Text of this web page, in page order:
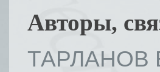
Авторы,
ТАРЛАНОВ